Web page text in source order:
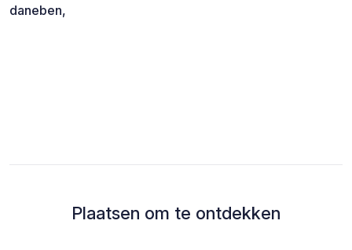
daneben,
Plaatsen om te ontdekken